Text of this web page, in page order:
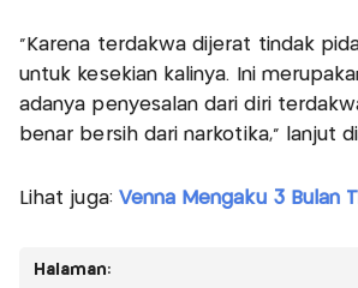
"Karena terdakwa dijerat tindak
untuk kesekian kalinya. Ini
adanya penyesalan dari diri
benar bersih dari narkotika," lanjut
Lihat juga: Venna Mengaku 3 Bulan
Halaman: